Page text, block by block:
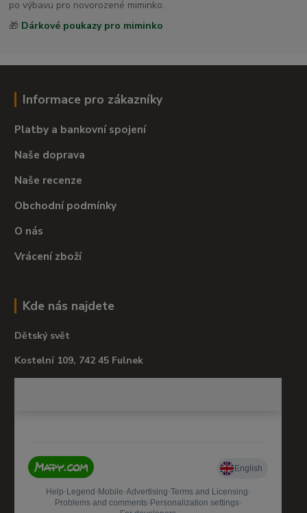
po výbavu pro novorozené miminko.
🎁 Dárkové poukazy pro miminko
Informace pro zákazníky
Platby a bankovní spojení
Naše doprava
Naše recenze
Obchodní podmínky
O nás
Vrácení zboží
Kde nás najdete
Dětský svět
Kostelní 109, 742 45 Fulnek